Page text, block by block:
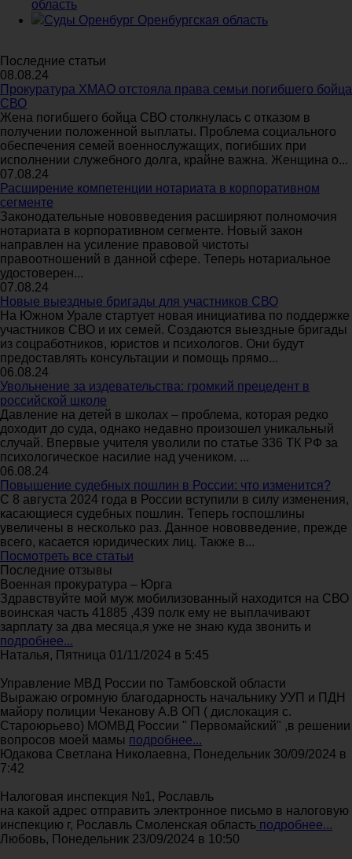
область
Суды Оренбург Оренбургская область
Последние статьи
08.08.24
Прокуратура ХМАО отстояла права семьи погибшего бойца
СВО
Жена погибшего бойца СВО столкнулась с отказом в
получении положенной выплаты. Проблема социального
обеспечения семей военнослужащих, погибших при
исполнении служебного долга, крайне важна. Женщина о...
07.08.24
Расширение компетенции нотариата в корпоративном
сегменте
Законодательные нововведения расширяют полномочия
нотариата в корпоративном сегменте. Новый закон
направлен на усиление правовой чистоты
правоотношений в данной сфере. Теперь нотариальное
удостоверен...
07.08.24
Новые выездные бригады для участников СВО
На Южном Урале стартует новая инициатива по поддержке
участников СВО и их семей. Создаются выездные бригады
из соцработников, юристов и психологов. Они будут
предоставлять консультации и помощь прямо...
06.08.24
Увольнение за издевательства: громкий прецедент в
российской школе
Давление на детей в школах – проблема, которая редко
доходит до суда, однако недавно произошел уникальный
случай. Впервые учителя уволили по статье 336 ТК РФ за
психологическое насилие над учеником. ...
06.08.24
Повышение судебных пошлин в России: что изменится?
С 8 августа 2024 года в России вступили в силу изменения,
касающиеся судебных пошлин. Теперь госпошлины
увеличены в несколько раз. Данное нововведение, прежде
всего, касается юридических лиц. Также в...
Посмотреть все статьи
Последние отзывы
Военная прокуратура – Юрга
Здравствуйте мой муж мобилизованный находится на СВО
воинская часть 41885 ,439 полк ему не выплачивают
зарплату за два месяца,я уже не знаю куда звонить и
подробнее...
Наталья, Пятница 01/11/2024 в 5:45
Управление МВД России по Тамбовской области
Выражаю огромную благодарность начальнику УУП и ПДН
майору полиции Чеканову А.В ОП ( дислокация с.
Староюрьево) МОМВД России " Первомайский" ,в решении
вопросов моей мамы подробнее...
Юдакова Светлана Николаевна, Понедельник 30/09/2024 в
7:42
Налоговая инспекция №1, Рославль
на какой адрес отправить электронное письмо в налоговую
инспекцию г, Рославль Смоленская область подробнее...
Любовь, Понедельник 23/09/2024 в 10:50